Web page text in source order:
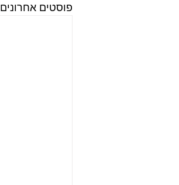
פוסטים אחרונים